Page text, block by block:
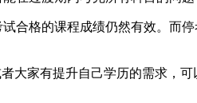
合格的课程成绩仍然有效。而
大家有提升自己学历的需求，